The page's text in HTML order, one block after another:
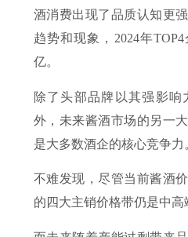
酒消费出现了品质认知更
趋势和现象，2024年
亿。
除了头部品牌以其强影响
外，未来酱酒市场的另一
是大多数酒企的核心竞争力
不难发现，尽管当前酱酒
的四大主销价格带仍是中高